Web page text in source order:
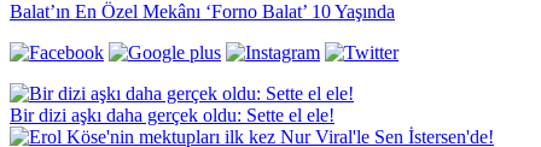
Balat’ın En Özel Mekânı ‘Forno Balat’ 10 Yaşında
Bir dizi aşkı daha gerçek oldu: Sette el ele!